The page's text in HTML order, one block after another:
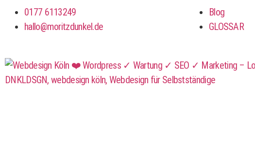
0177 6113249
hallo@moritzdunkel.de
Blog
GLOSSAR